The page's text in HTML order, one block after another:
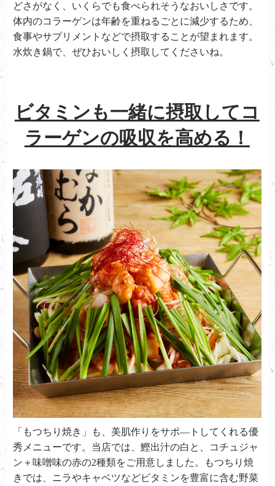
どさがなく、いくらでも食べられそうなおいしさです。
体内のコラーゲンは年齢を重ねるごとに減少するため、
食事やサプリメントなどで摂取することが望まれます。
水炊き鍋で、ぜひおいしく摂取してくださいね。
ビタミンも一緒に摂取してコ
ラーゲンの吸収を高める！
「もつちり焼き」も、美肌作りをサポ―トしてくれる優
秀メニューです。当店では、鰹出汁の白と、コチュジャ
ン＋味噌味の赤の2種類をご用意しました。もつちり焼
きでは、ニラやキャベツなどビタミンを豊富に含む野菜